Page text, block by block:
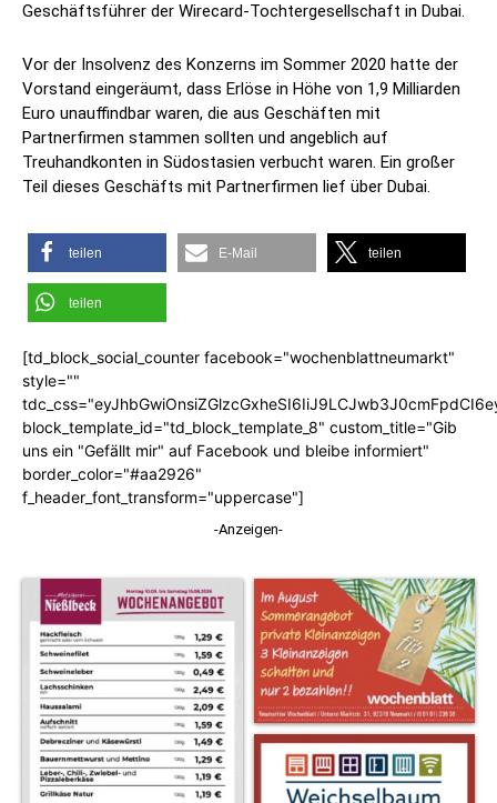
Geschäftsführer der Wirecard-Tochtergesellschaft in Dubai.
Vor der Insolvenz des Konzerns im Sommer 2020 hatte der
Vorstand eingeräumt, dass Erlöse in Höhe von 1,9 Milliarden
Euro unauffindbar waren, die aus Geschäften mit
Partnerfirmen stammen sollten und angeblich auf
Treuhandkonten in Südostasien verbucht waren. Ein großer
Teil dieses Geschäfts mit Partnerfirmen lief über Dubai.
teilen E-Mail teilen
teilen
[td_block_social_counter facebook="wochenblattneumarkt"
style=""
block_template_id="td_block_template_8" custom_title="Gib
uns ein "Gefällt mir" auf Facebook und bleibe informiert"
border_color="#aa2926"
f_header_font_transform="uppercase"]
-Anzeigen-